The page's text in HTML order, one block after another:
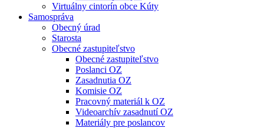
Virtuálny cintorín obce Kúty
Samospráva
Obecný úrad
Starosta
Obecné zastupiteľstvo
Obecné zastupiteľstvo
Poslanci OZ
Zasadnutia OZ
Komisie OZ
Pracovný materiál k OZ
Videoarchív zasadnutí OZ
Materiály pre poslancov